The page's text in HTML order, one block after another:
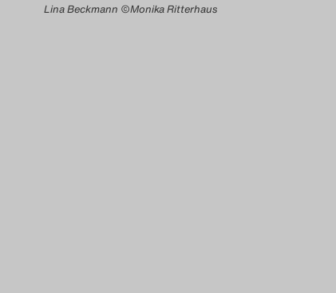
Lina Beckmann ©Monika Ritterhaus